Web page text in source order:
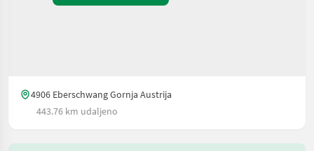
4906 Eberschwang Gornja Austrija
443.76 km udaljeno